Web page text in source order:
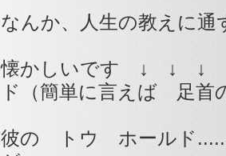
なんか、人生の教えに通
懐かしいです ↓ ↓ ↓
ド（簡単に言えば 足首
彼の トウ ホールド